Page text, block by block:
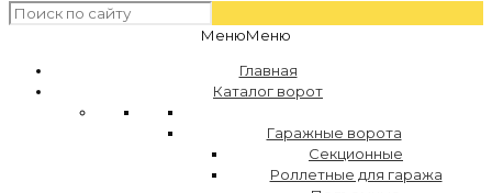
МенюМеню
Главная
Каталог ворот
Гаражные ворота
Секционные
Роллетные для гаража